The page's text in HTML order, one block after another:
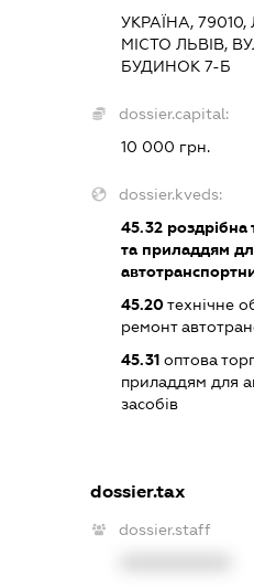
УКРАЇНА,
МІСТО ЛЬВІВ,
БУДИНОК 7-Б
dossier.capital:
10 000 грн.
dossier.kveds:
45.32 роздрібна
та приладдям
45.20технічне
ремонт
45.31 оптова
приладдям для
засобів
dossier.tax
dossier.staff